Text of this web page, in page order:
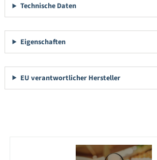
Technische Daten
Eigenschaften
EU verantwortlicher Hersteller